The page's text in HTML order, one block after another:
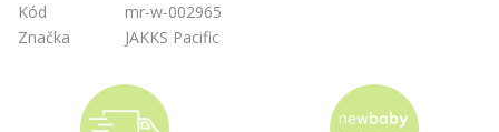
Kód
mr-w-002965
Značka
JAKKS Pacific